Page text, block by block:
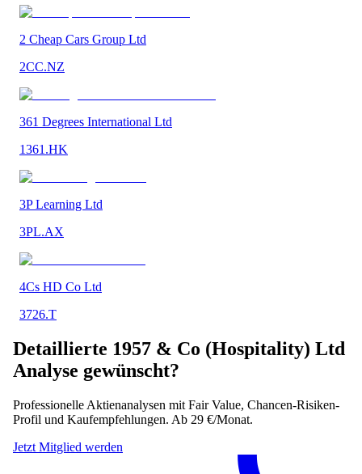
2 Cheap Cars Group Ltd
2CC.NZ
361 Degrees International Ltd
1361.HK
3P Learning Ltd
3PL.AX
4Cs HD Co Ltd
3726.T
Detaillierte 1957 & Co (Hospitality) Ltd
Analyse gewünscht?
Professionelle Aktienanalysen mit Fair Value, Chancen-Risiken-
Profil und Kaufempfehlungen. Ab 29 €/Monat.
Jetzt Mitglied werden